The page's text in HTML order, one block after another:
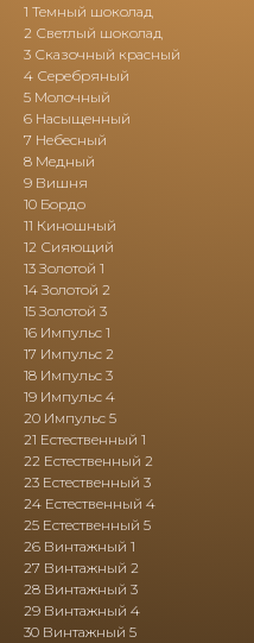
1 Темный шоколад
2 Светлый шоколад
3 Сказочный красный
4 Серебряный
5 Молочный
6 Насыщенный
7 Небесный
8 Медный
9 Вишня
10 Бордо
11 Киношный
12 Сияющий
13 Золотой 1
14 Золотой 2
15 Золотой 3
16 Импульс 1
17 Импульс 2
18 Импульс 3
19 Импульс 4
20 Импульс 5
21 Естественный 1
22 Естественный 2
23 Естественный 3
24 Естественный 4
25 Естественный 5
26 Винтажный 1
27 Винтажный 2
28 Винтажный 3
29 Винтажный 4
30 Винтажный 5